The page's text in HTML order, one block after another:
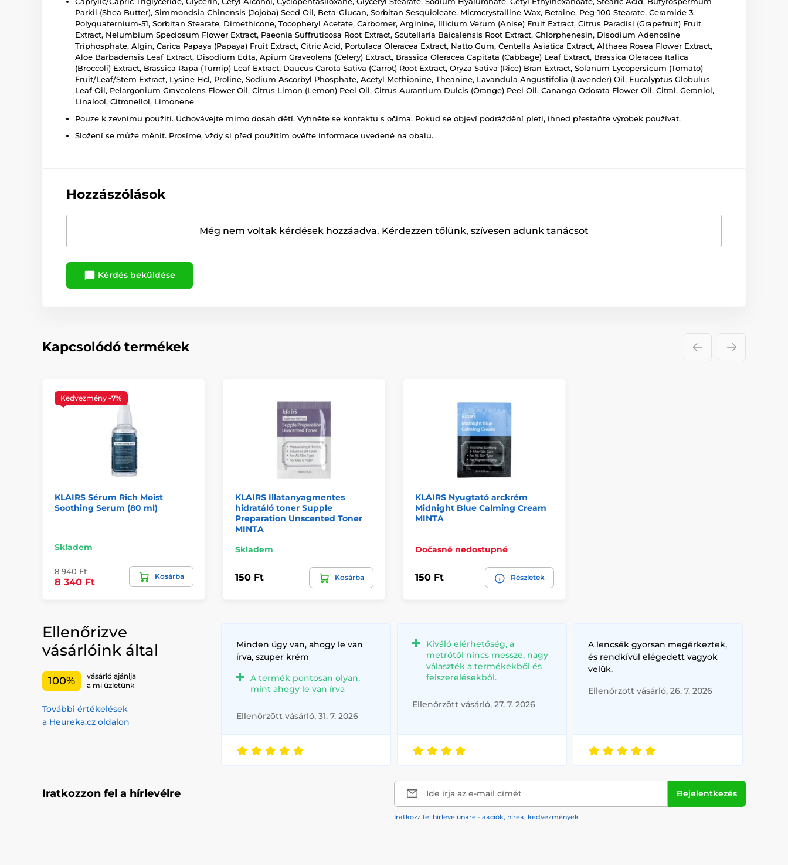
Parkii (Shea Butter), Simmondsia Chinensis (Jojoba) Seed Oil, Beta-Glucan, Sorbitan Sesquioleate, Microcrystalline Wax, Betaine, Peg-100 Stearate, Ceramide 3,
Polyquaternium-51, Sorbitan Stearate, Dimethicone, Tocopheryl Acetate, Carbomer, Arginine, Illicium Verum (Anise) Fruit Extract, Citrus Paradisi (Grapefruit) Fruit
Extract, Nelumbium Speciosum Flower Extract, Paeonia Suffruticosa Root Extract, Scutellaria Baicalensis Root Extract, Chlorphenesin, Disodium Adenosine
Triphosphate, Algin, Carica Papaya (Papaya) Fruit Extract, Citric Acid, Portulaca Oleracea Extract, Natto Gum, Centella Asiatica Extract, Althaea Rosea Flower Extract,
Aloe Barbadensis Leaf Extract, Disodium Edta, Apium Graveolens (Celery) Extract, Brassica Oleracea Capitata (Cabbage) Leaf Extract, Brassica Oleracea Italica
(Broccoli) Extract, Brassica Rapa (Turnip) Leaf Extract, Daucus Carota Sativa (Carrot) Root Extract, Oryza Sativa (Rice) Bran Extract, Solanum Lycopersicum (Tomato)
Fruit/Leaf/Stem Extract, Lysine Hcl, Proline, Sodium Ascorbyl Phosphate, Acetyl Methionine, Theanine, Lavandula Angustifolia (Lavender) Oil, Eucalyptus Globulus
Leaf Oil, Pelargonium Graveolens Flower Oil, Citrus Limon (Lemon) Peel Oil, Citrus Aurantium Dulcis (Orange) Peel Oil, Cananga Odorata Flower Oil, Citral, Geraniol,
Linalool, Citronellol, Limonene
Pouze k zevnímu použití. Uchovávejte mimo dosah dětí. Vyhněte se kontaktu s očima. Pokud se objeví podráždění pleti, ihned přestaňte výrobek používat.
Složení se může měnit. Prosíme, vždy si před použitím ověřte informace uvedené na obalu.
Hozzászólások
Még nem voltak kérdések hozzáadva. Kérdezzen tőlünk, szívesen adunk tanácsot
Kérdés beküldése
Kapcsolódó termékek
Kedvezmény -7%
KLAIRS Sérum Rich Moist
Soothing Serum (80 ml)
Skladem
8 940 Ft
8 340 Ft
Kosárba
KLAIRS Illatanyagmentes
hidratáló toner Supple
Preparation Unscented Toner
MINTA
Skladem
150 Ft Kosárba
KLAIRS Nyugtató arckrém
Midnight Blue Calming Cream
MINTA
Dočasně nedostupné
150 Ft Részletek
Ellenőrizve
vásárlóink által
100%
vásárló ajánlja
a mi üzletünk
További értékelések
a Heureka.cz oldalon
Minden úgy van, ahogy le van
írva, szuper krém
A termék pontosan olyan,
mint ahogy le van írva
Ellenőrzött vásárló, 31. 7. 2026
Kiváló elérhetőség, a
metrótól nincs messze, nagy
választék a termékekből és
felszerelésekből.
Ellenőrzött vásárló, 27. 7. 2026
A lencsék gyorsan megérkeztek,
és rendkívül elégedett vagyok
velük.
Ellenőrzött vásárló, 26. 7. 2026
Iratkozzon fel a hírlevélre Ide írja az e-mail címét Bejelentkezés
Iratkozz fel hírlevelünkre - akciók, hírek, kedvezmények